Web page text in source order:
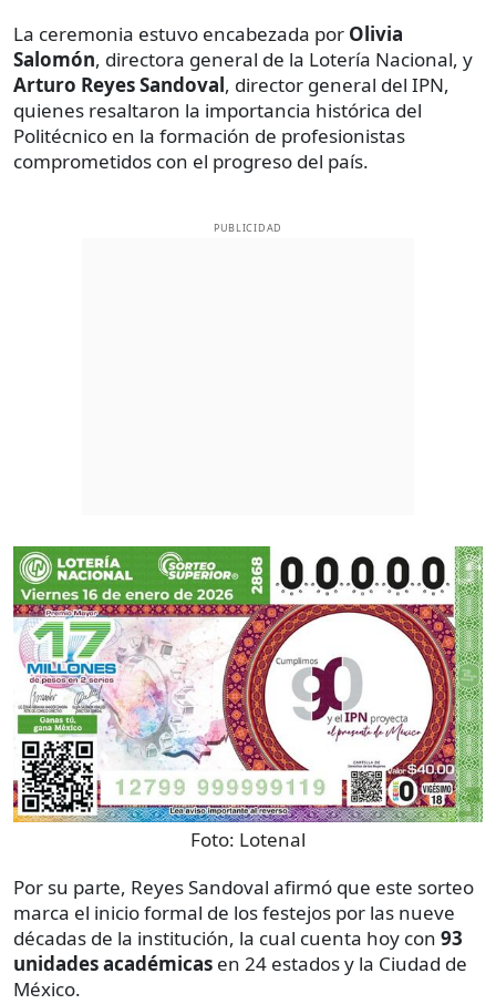
La ceremonia estuvo encabezada por Olivia
Salomón, directora general de la Lotería Nacional, y
Arturo Reyes Sandoval, director general del IPN,
quienes resaltaron la importancia histórica del
Politécnico en la formación de profesionistas
comprometidos con el progreso del país.
PUBLICIDAD
Foto: Lotenal
Por su parte, Reyes Sandoval afirmó que este sorteo
marca el inicio formal de los festejos por las nueve
décadas de la institución, la cual cuenta hoy con 93
unidades académicas en 24 estados y la Ciudad de
México.